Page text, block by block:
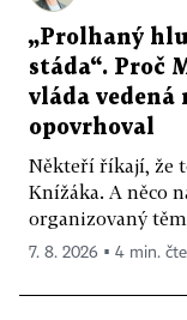
„Prolhaný
stáda“. Proč
vláda vedená
opovrhoval
Někteří říkají, že
Knížáka. A něco
organizovaný
7. 8. 2026 ▪ 4 min.